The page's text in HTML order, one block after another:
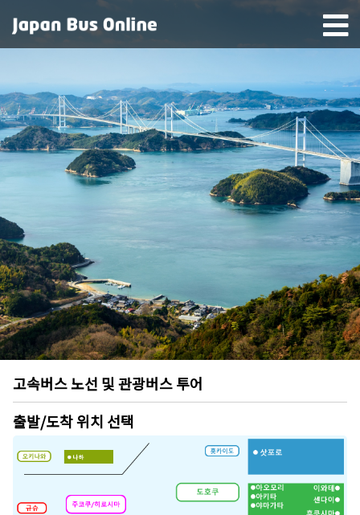
고속버스 노선 및 관광버스 투어
출발/도착 위치 선택